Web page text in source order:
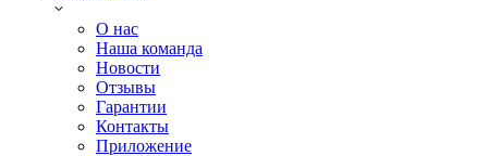
О нас
Наша команда
Новости
Отзывы
Гарантии
Контакты
Приложение